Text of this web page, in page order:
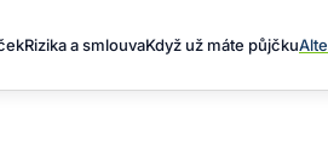
Rizika a smlouvaKdyž už máte půjčku